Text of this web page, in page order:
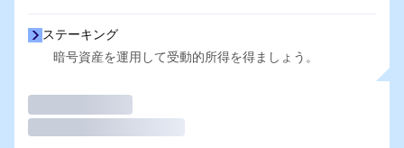
ステーキング
暗号資産を運用して受動的所得を得ましょう。